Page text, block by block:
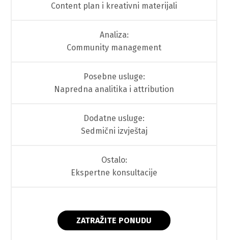
Content plan i kreativni materijali
Analiza:
Community management
Posebne usluge:
Napredna analitika i attribution
Dodatne usluge:
Sedmični izvještaj
Ostalo:
Ekspertne konsultacije
ZATRAŽITE PONUDU